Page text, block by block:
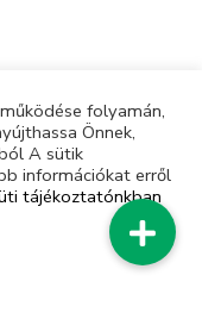
jog fenntartva |
folyamán,
Önnek,
A sütik
információkat erről
tájékoztatónkban